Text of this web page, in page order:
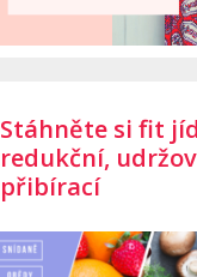
Stáhněte si fit
redukční,
přibírací